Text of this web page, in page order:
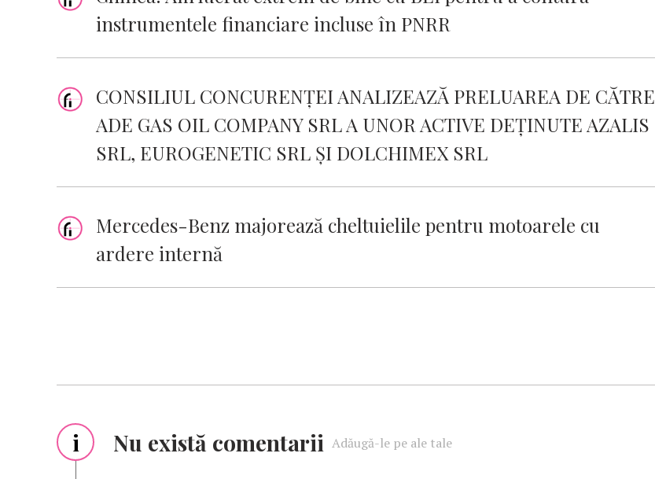
instrumentele financiare incluse în PNRR
CONSILIUL CONCURENŢEI ANALIZEAZĂ PRELUAREA DE CĂTRE
ADE GAS OIL COMPANY SRL A UNOR ACTIVE DEȚINUTE AZALIS
SRL, EUROGENETIC SRL ȘI DOLCHIMEX SRL
Mercedes-Benz majorează cheltuielile pentru motoarele cu
ardere internă
i Nu există comentarii Adăugă-le pe ale tale